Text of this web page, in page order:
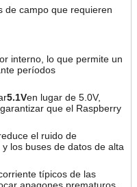
de campo que requieren
interno, lo que permite un
períodos
5.1Ven lugar de 5.0V,
que el Raspberry
el ruido de
los buses de datos de alta
típicos de las